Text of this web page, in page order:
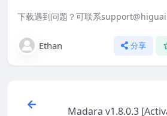
下载遇到问题？可联系
Ethan 分享
Madara v1.8.0.3